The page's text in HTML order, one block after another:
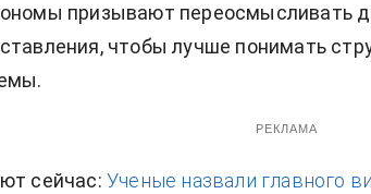
призывают переосмысливать
чтобы лучше понимать
РЕКЛАМА
сейчас: Ученые назвали главного